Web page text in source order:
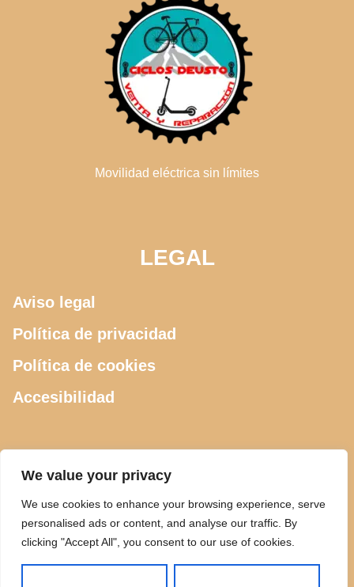
We value your privacy
We use cookies to enhance your browsing experience, serve
personalised ads or content, and analyse our traffic. By
clicking "Accept All", you consent to our use of cookies.
Movilidad eléctrica sin límites
LEGAL
Aviso legal
Política de privacidad
Política de cookies
Accesibilidad
CONTACTO
615 505 289
ciclosdeusto@gmail.com